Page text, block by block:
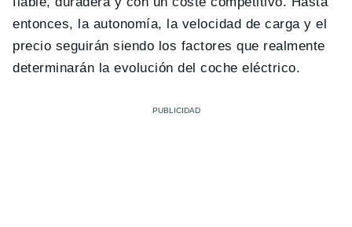
entonces, la autonomía, la velocidad de carga y el
precio seguirán siendo los factores que realmente
determinarán la evolución del coche eléctrico.